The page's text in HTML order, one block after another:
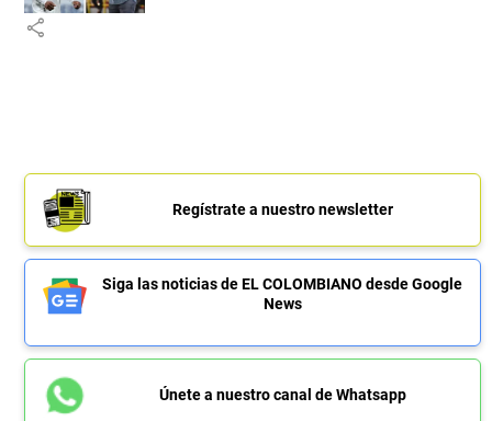
share
Regístrate a nuestro newsletter
Siga las noticias de EL COLOMBIANO desde Google
News
Únete a nuestro canal de Whatsapp